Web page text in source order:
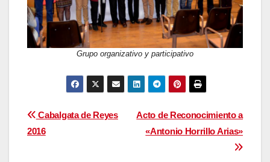
Grupo organizativo y participativo
Navegación
de
Acto de Reconocimiento a
«Antonio Horrillo Arias»
Cabalgata de Reyes
2016